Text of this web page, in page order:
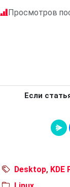
Просмотров
Если
Desktop, KDE